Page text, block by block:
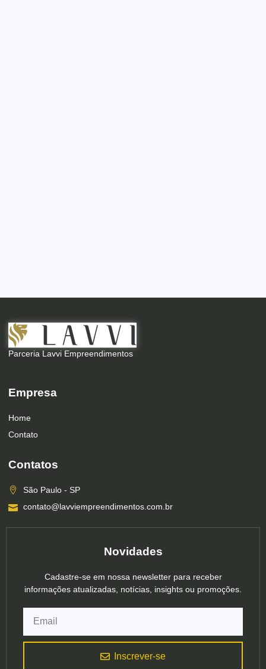
Parceria Lavvi Empreendimentos
Empresa
Home
Contato
Contatos
São Paulo - SP
contato@lavviempreendimentos.com.br
Novidades
Cadastre-se em nossa newsletter para receber
informações atualizadas, notícias, insights ou promoções.
Inscrever-se